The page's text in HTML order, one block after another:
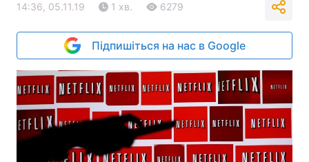
14:36, 05.11.19 1 хв. 6279
Підпишіться на нас в Google